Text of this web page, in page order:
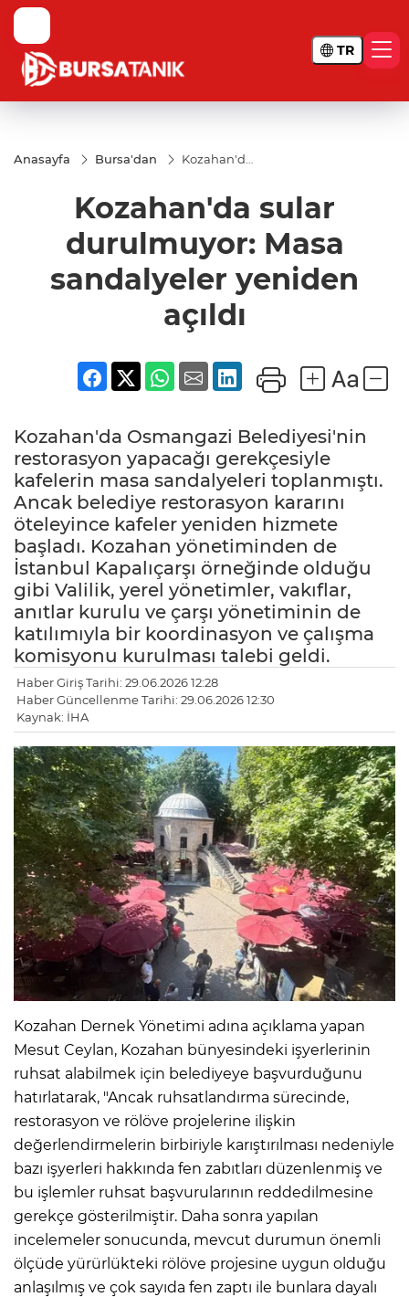
TR
Anasayfa Bursa'dan
Kozahan'da
Masa
sandalyeler
açıldı
Kozahan'da sular
durulmuyor: Masa
sandalyeler yeniden
açıldı
Kozahan'da Osmangazi Belediyesi'nin
restorasyon yapacağı gerekçesiyle
kafelerin masa sandalyeleri toplanmıştı.
Ancak belediye restorasyon kararını
öteleyince kafeler yeniden hizmete
başladı. Kozahan yönetiminden de
İstanbul Kapalıçarşı örneğinde olduğu
gibi Valilik, yerel yönetimler, vakıflar,
anıtlar kurulu ve çarşı yönetiminin de
katılımıyla bir koordinasyon ve çalışma
komisyonu kurulması talebi geldi.
Haber Giriş Tarihi: 29.06.2026 12:28
Haber Güncellenme Tarihi: 29.06.2026 12:30
Kaynak: İHA
Kozahan Dernek Yönetimi adına açıklama yapan
Mesut Ceylan, Kozahan bünyesindeki işyerlerinin
ruhsat alabilmek için belediyeye başvurduğunu
hatırlatarak, "Ancak ruhsatlandırma sürecinde,
restorasyon ve rölöve projelerine ilişkin
değerlendirmelerin birbiriyle karıştırılması nedeniyle
bazı işyerleri hakkında fen zabıtları düzenlenmiş ve
bu işlemler ruhsat başvurularının reddedilmesine
gerekçe gösterilmiştir. Daha sonra yapılan
incelemeler sonucunda, mevcut durumun önemli
ölçüde yürürlükteki rölöve projesine uygun olduğu
anlaşılmış ve çok sayıda fen zaptı ile bunlara dayalı